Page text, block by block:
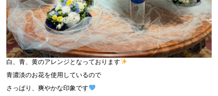
白、青、黄のアレンジとなっております
青濃淡のお花を使用しているので
さっぱり、爽やかな印象です